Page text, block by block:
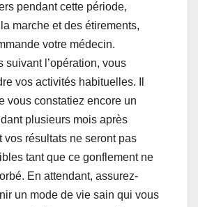
pendant cette période,
marche et des étirements,
votre médecin.
suivant l’opération, vous
vos activités habituelles. Il
vous constatiez encore un
plusieurs mois après
vos résultats ne seront pas
tant que ce gonflement ne
En attendant, assurez-
un mode de vie sain qui vous